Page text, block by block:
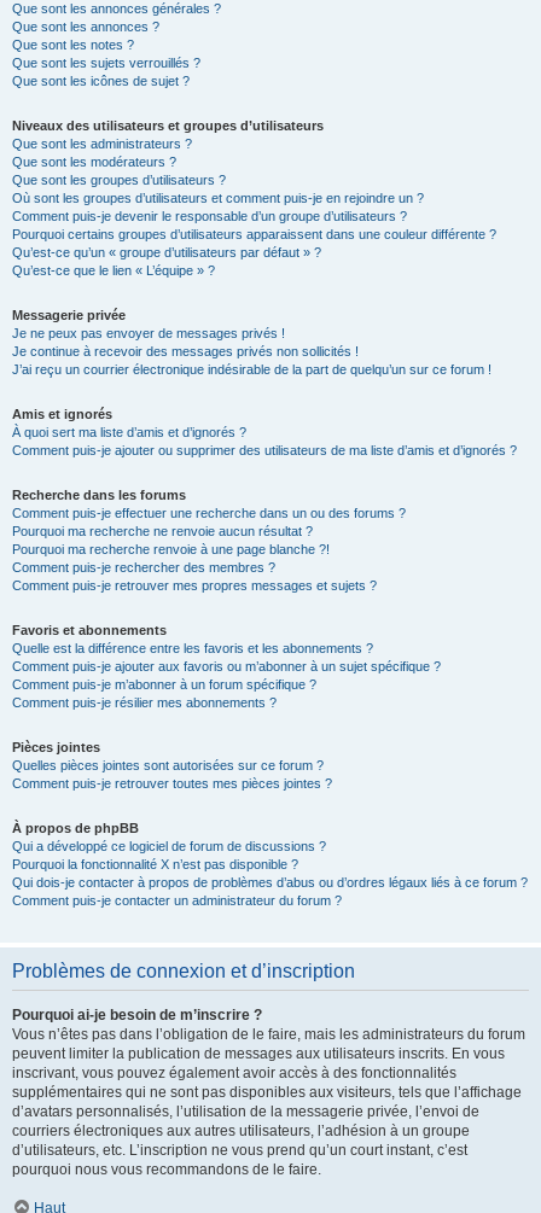
Que sont les annonces générales ?
Que sont les annonces ?
Que sont les notes ?
Que sont les sujets verrouillés ?
Que sont les icônes de sujet ?
Niveaux des utilisateurs et groupes d’utilisateurs
Que sont les administrateurs ?
Que sont les modérateurs ?
Que sont les groupes d’utilisateurs ?
Où sont les groupes d’utilisateurs et comment puis-je en rejoindre un ?
Comment puis-je devenir le responsable d’un groupe d’utilisateurs ?
Pourquoi certains groupes d’utilisateurs apparaissent dans une couleur différente ?
Qu’est-ce qu’un « groupe d’utilisateurs par défaut » ?
Qu’est-ce que le lien « L’équipe » ?
Messagerie privée
Je ne peux pas envoyer de messages privés !
Je continue à recevoir des messages privés non sollicités !
J’ai reçu un courrier électronique indésirable de la part de quelqu’un sur ce forum !
Amis et ignorés
À quoi sert ma liste d’amis et d’ignorés ?
Comment puis-je ajouter ou supprimer des utilisateurs de ma liste d’amis et d’ignorés ?
Recherche dans les forums
Comment puis-je effectuer une recherche dans un ou des forums ?
Pourquoi ma recherche ne renvoie aucun résultat ?
Pourquoi ma recherche renvoie à une page blanche ?!
Comment puis-je rechercher des membres ?
Comment puis-je retrouver mes propres messages et sujets ?
Favoris et abonnements
Quelle est la différence entre les favoris et les abonnements ?
Comment puis-je ajouter aux favoris ou m’abonner à un sujet spécifique ?
Comment puis-je m’abonner à un forum spécifique ?
Comment puis-je résilier mes abonnements ?
Pièces jointes
Quelles pièces jointes sont autorisées sur ce forum ?
Comment puis-je retrouver toutes mes pièces jointes ?
À propos de phpBB
Qui a développé ce logiciel de forum de discussions ?
Pourquoi la fonctionnalité X n’est pas disponible ?
Qui dois-je contacter à propos de problèmes d’abus ou d’ordres légaux liés à ce forum ?
Comment puis-je contacter un administrateur du forum ?
Problèmes de connexion et d’inscription
Pourquoi ai-je besoin de m’inscrire ?
Vous n’êtes pas dans l’obligation de le faire, mais les administrateurs du forum
peuvent limiter la publication de messages aux utilisateurs inscrits. En vous
inscrivant, vous pouvez également avoir accès à des fonctionnalités
supplémentaires qui ne sont pas disponibles aux visiteurs, tels que l’affichage
d’avatars personnalisés, l’utilisation de la messagerie privée, l’envoi de
courriers électroniques aux autres utilisateurs, l’adhésion à un groupe
d’utilisateurs, etc. L’inscription ne vous prend qu’un court instant, c’est
pourquoi nous vous recommandons de le faire.
Haut